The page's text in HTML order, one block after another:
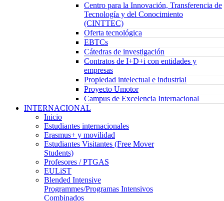
Centro para la Innovación, Transferencia de
Tecnología y del Conocimiento
(CINTTEC)
Oferta tecnológica
EBTCs
Cátedras de investigación
Contratos de I+D+i con entidades y
empresas
Propiedad intelectual e industrial
Proyecto Umotor
Campus de Excelencia Internacional
INTERNACIONAL
Inicio
Estudiantes internacionales
Erasmus+ y movilidad
Estudiantes Visitantes (Free Mover
Students)
Profesores / PTGAS
EULiST
Blended Intensive
Programmes/Programas Intensivos
Combinados